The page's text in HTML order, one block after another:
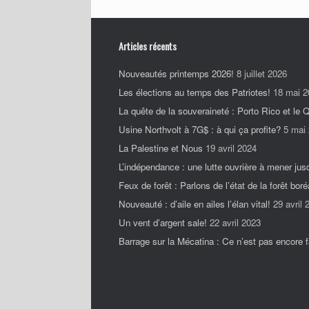
Articles récents
Nouveautés printemps 2026! 8 juillet 2026
Les élections au temps des Patriotes! 18 mai
La quête de la souveraineté : Porto Rico et le
Usine Northvolt à 7G$ : à qui ça profite? 5 mai
La Palestine et Nous 19 avril 2024
L’indépendance : une lutte ouvrière à mener
Feux de forêt : Parlons de l’état de la forêt
Nouveauté : d’aile en ailes l’élan vital! 29 avril
Un vent d’argent sale! 22 avril 2023
Barrage sur la Mécatina : Ce n’est pas encore